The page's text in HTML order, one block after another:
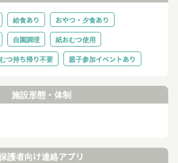
給食あり
おやつ・夕食あり
自園調理
紙おむつ使用
つ持ち帰り不要 親子参加イベントあり
施設形態・体制
護者向け連絡アプリ